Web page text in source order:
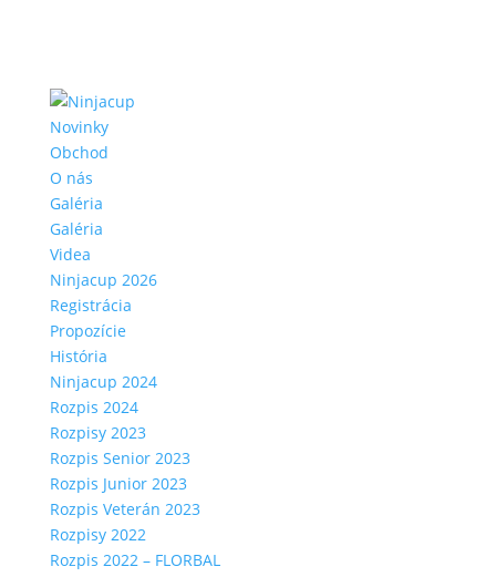
Novinky
Obchod
O nás
Galéria
Galéria
Videa
Ninjacup 2026
Registrácia
Propozície
História
Ninjacup 2024
Rozpis 2024
Rozpisy 2023
Rozpis Senior 2023
Rozpis Junior 2023
Rozpis Veterán 2023
Rozpisy 2022
Rozpis 2022 – FLORBAL